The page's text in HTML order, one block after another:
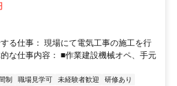
る仕事： 現場にて電気工事の施工を行
な仕事内容： ■作業建設機械オペ、手元
制 職場見学可 未経験者歓迎
研修あり